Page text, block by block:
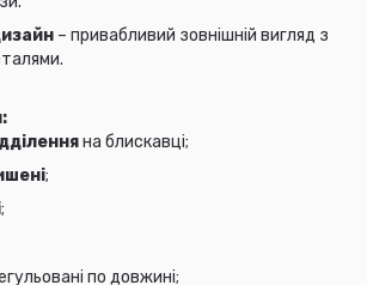
– привабливий зовнішній вигляд з
на блискавці;
;
;
по довжині;